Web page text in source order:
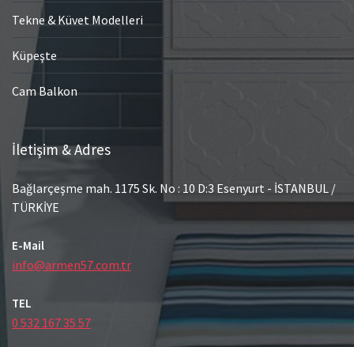
Tekne & Küvet Modelleri
Küpeşte
Cam Balkon
İletişim & Adres
Bağlarçeşme mah. 1175 Sk. No : 10 D:3 Esenyurt - İSTANBUL /
TÜRKİYE
E-Mail
info@armen57.com.tr
TEL
0 532 167 35 57